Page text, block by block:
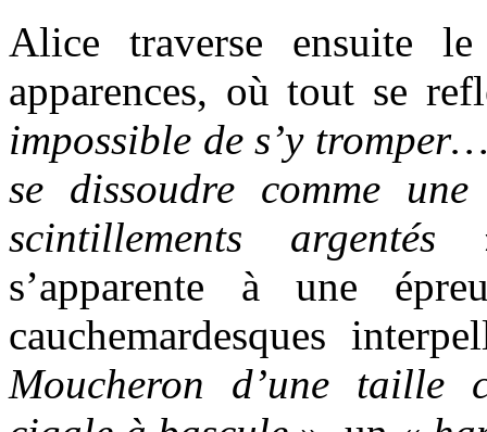
Alice traverse ensuite
apparences, où tout se
impossible de s’y
se dissoudre comme
scintillements argentés
s’apparente à une
cauchemardesques
Moucheron d’une taille